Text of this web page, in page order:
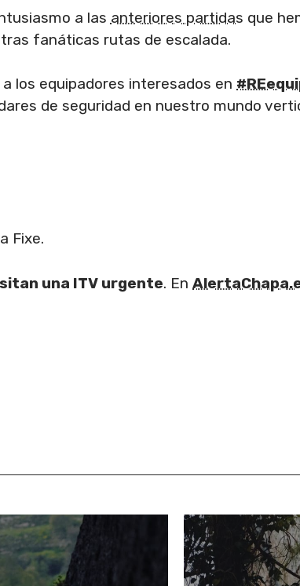
a las anteriores partidas que
fanáticas rutas de escalada.
a los equipadores interesados en
de seguridad en nuestro mundo
Fixe.
una ITV urgente. En